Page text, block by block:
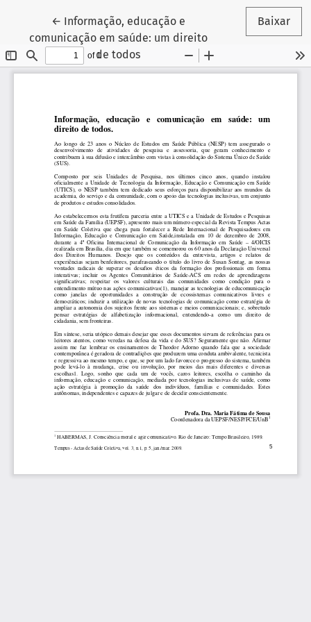
← Voltar aos Detalhes do Artigo
Informação, educação e
comunicação em saúde: um direito
de todos
Baixar